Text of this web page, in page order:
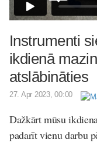
Instrumenti
ikdienā
atslābināties
27. Apr 2023, 00:00
Dažkārt mūsu
padarīt vienu darbu